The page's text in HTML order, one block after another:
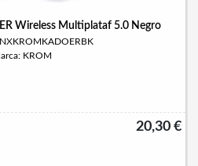
Wireless Multiplataf 5.0 Negro
KROM
20,30 €